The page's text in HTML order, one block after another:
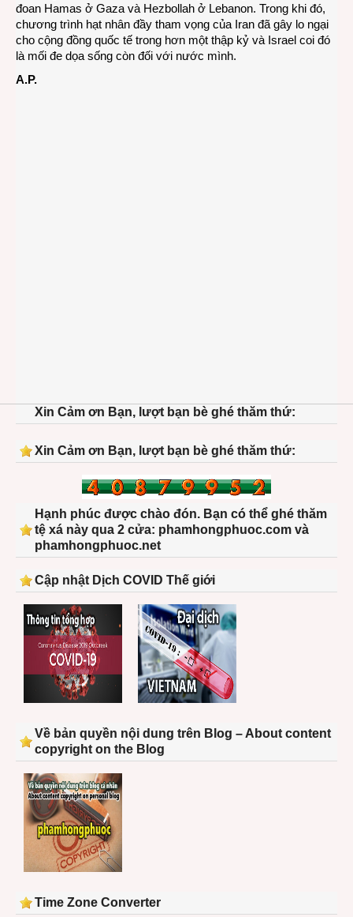
đoan Hamas ở Gaza và Hezbollah ở Lebanon. Trong khi đó,
chương trình hạt nhân đầy tham vọng của Iran đã gây lo ngại
cho cộng đồng quốc tế trong hơn một thập kỷ và Israel coi đó
là mối đe dọa sống còn đối với nước mình.
A.P.
Xin Cảm ơn Bạn, lượt bạn bè ghé thăm thứ:
Xin Cảm ơn Bạn, lượt bạn bè ghé thăm thứ:
Hạnh phúc được chào đón. Bạn có thể ghé thăm
tệ xá này qua 2 cửa: phamhongphuoc.com và
phamhongphuoc.net
Cập nhật Dịch COVID Thế giới
Về bản quyền nội dung trên Blog – About content
copyright on the Blog
Time Zone Converter